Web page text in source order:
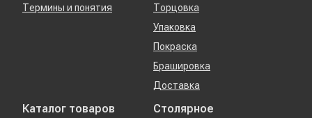
Термины и понятия
Торцовка
Упаковка
Покраска
Брашировка
Доставка
Каталог товаров
Столярное